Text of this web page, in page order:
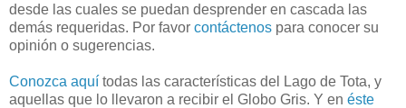
desde las cuales se puedan desprender en cascada las
demás requeridas. Por favor contáctenos para conocer su
opinión o sugerencias.
Conozca aquí todas las características del Lago de Tota, y
aquellas que lo llevaron a recibir el Globo Gris. Y en éste